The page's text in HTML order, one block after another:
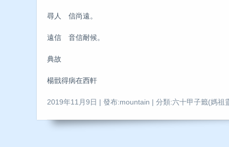
尋人 信尚遠。
遠信 音信耐候。
典故
楊戩得病在西軒
2019年11月9日 | 發布:mountain | 分類:六十甲子籤(媽祖